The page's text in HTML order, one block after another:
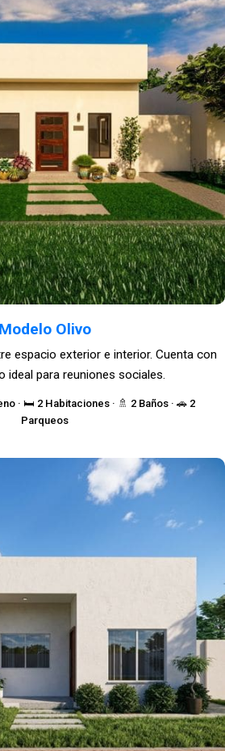
Modelo Olivo
· 🛏️ 2 Habitaciones · 🚿 2 Baños · 🚗 2
Parqueos
espacio exterior e interior. Cuenta con
ideal para reuniones sociales.